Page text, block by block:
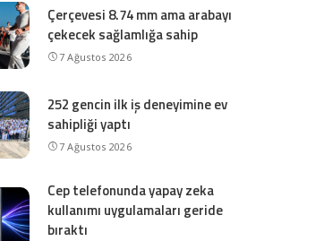
Çerçevesi 8.74 mm ama arabayı
çekecek sağlamlığa sahip
7 Ağustos 2026
252 gencin ilk iş deneyimine ev
sahipliği yaptı
7 Ağustos 2026
Cep telefonunda yapay zeka
kullanımı uygulamaları geride
bıraktı